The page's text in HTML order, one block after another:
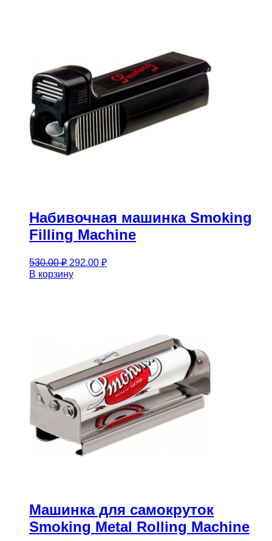
Набивочная машинка Smoking
Filling Machine
530.00₽ Первоначальная
цена
составляла
292.00 ₽Текущая
В корзину
Машинка для самокруток
Smoking Metal Rolling Machine